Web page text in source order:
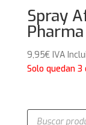
Spray
Pharma
9,95€ IVA
Solo quedan 3
Búsqueda